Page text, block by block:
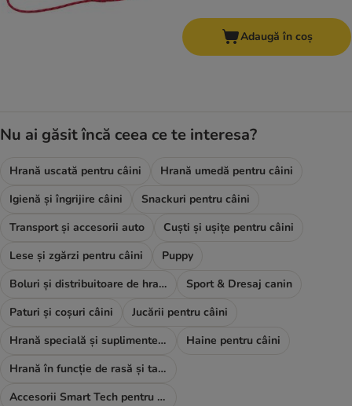
Adaugă în coș
Nu ai găsit încă ceea ce te interesa?
Hrană uscată pentru câini
Hrană umedă pentru câini
Igienă și îngrijire câini
Snackuri pentru câini
Transport și accesorii auto
Cuști și ușițe pentru câini
Lese și zgărzi pentru câini
Puppy
Boluri și distribuitoare de hrană și apă
Sport & Dresaj canin
Paturi și coșuri câini
Jucării pentru câini
Hrană specială și suplimente alimentare
Haine pentru câini
Hrană în funcție de rasă și talie
Accesorii Smart Tech pentru câini